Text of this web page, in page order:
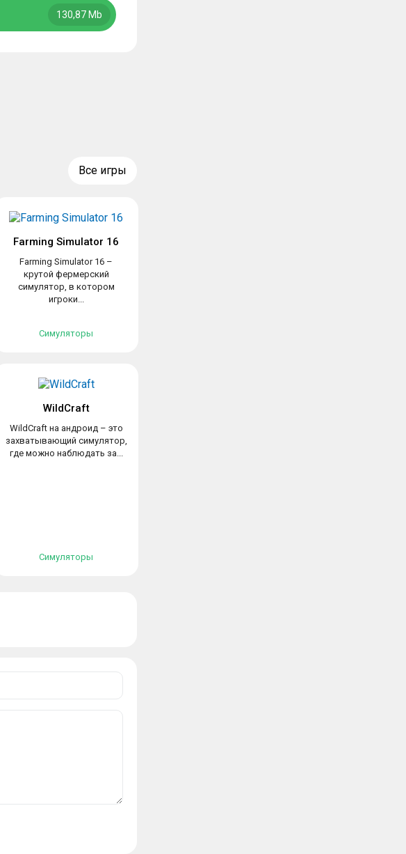
130,87 Mb
Все игры
Farming Simulator 16
Farming Simulator 16 –
крутой фермерский
симулятор, в котором
игроки...
Симуляторы
WildCraft
WildCraft на андроид – это
захватывающий симулятор,
где можно наблюдать за...
Симуляторы